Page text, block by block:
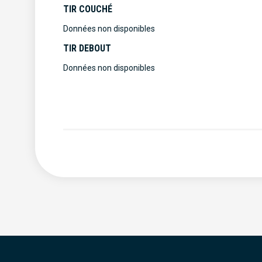
TIR COUCHÉ
Données non disponibles
TIR DEBOUT
Données non disponibles